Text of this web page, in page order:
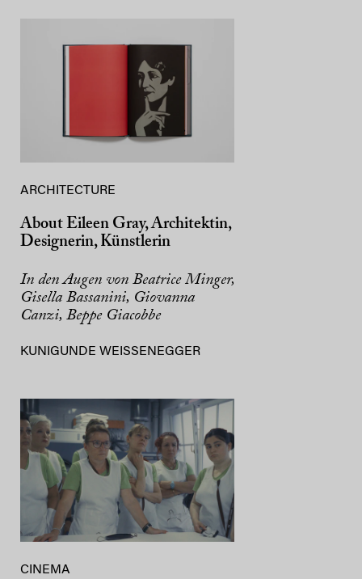
ARCHITECTURE
About Eileen Gray, Architektin,
Designerin, Künstlerin
In den Augen von Beatrice Minger,
Gisella Bassanini, Giovanna
Canzi, Beppe Giacobbe
KUNIGUNDE WEISSENEGGER
CINEMA